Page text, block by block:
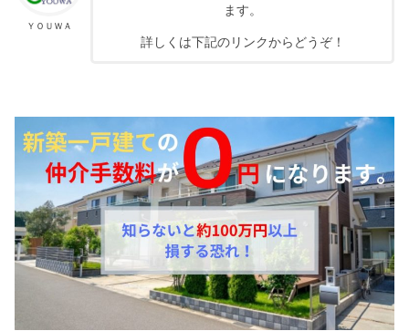
ＹＯＵＷＡ
ます。
詳しくは下記のリンクからどうぞ！